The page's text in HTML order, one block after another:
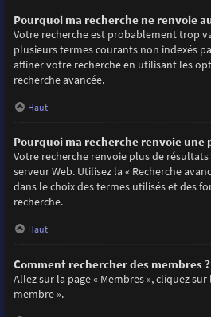
Pourquoi ma recherche ne renvoie
Votre recherche est probablement trop
plusieurs termes courants non indexés
affiner votre recherche en utilisant les
recherche avancée.
Haut
Pourquoi ma recherche renvoie une
Votre recherche renvoie plus de
serveur Web. Utilisez la « Recherche
dans le choix des termes utilisés et des
recherche.
Haut
Comment rechercher des membres ?
Allez sur la page « Membres », cliquez
membre ».